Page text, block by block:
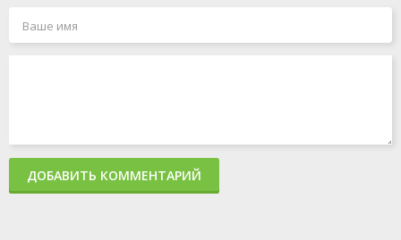
ДОБАВИТЬ КОММЕНТАРИЙ